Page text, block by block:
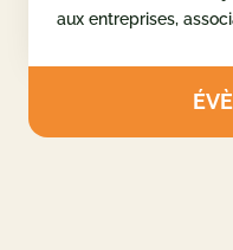
SUR MESURE
Nous concevons des